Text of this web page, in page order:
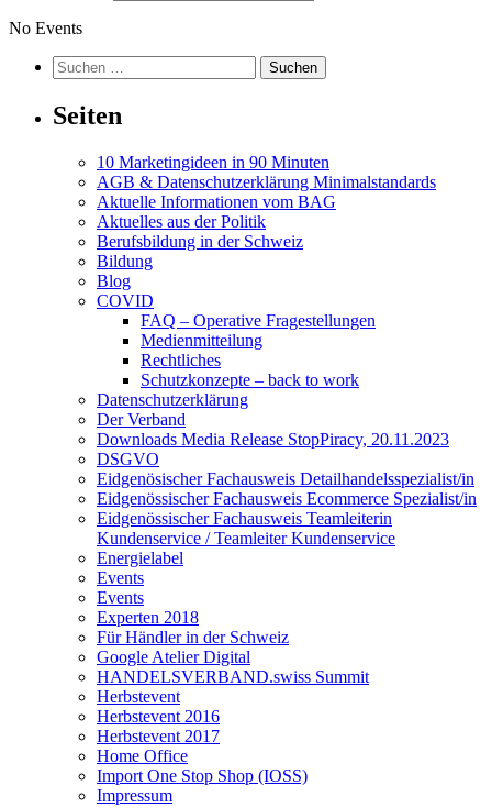
No Events
Suchen
nach:
Seiten
10 Marketingideen in 90 Minuten
AGB & Datenschutzerklärung Minimalstandards
Aktuelle Informationen vom BAG
Aktuelles aus der Politik
Berufsbildung in der Schweiz
Bildung
Blog
COVID
FAQ – Operative Fragestellungen
Medienmitteilung
Rechtliches
Schutzkonzepte – back to work
Datenschutzerklärung
Der Verband
Downloads Media Release StopPiracy, 20.11.2023
DSGVO
Eidgenösischer Fachausweis Detailhandelsspezialist/in
Eidgenössischer Fachausweis Ecommerce Spezialist/in
Eidgenössischer Fachausweis Teamleiterin
Kundenservice / Teamleiter Kundenservice
Energielabel
Events
Events
Experten 2018
Für Händler in der Schweiz
Google Atelier Digital
HANDELSVERBAND.swiss Summit
Herbstevent
Herbstevent 2016
Herbstevent 2017
Home Office
Import One Stop Shop (IOSS)
Impressum